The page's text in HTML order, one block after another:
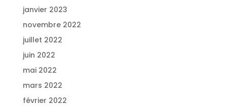
janvier 2023
novembre 2022
juillet 2022
juin 2022
mai 2022
mars 2022
février 2022